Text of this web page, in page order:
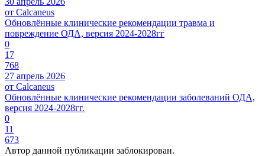
от Calcaneus
Обновлённые клинические рекомендации травма и
повреждение ОДА, версия 2024-2028гг
0
17
768
27 апрель 2026
от Calcaneus
Обновлённые клинические рекомендации заболеваний ОДА,
версия 2024-2028гг.
0
11
673
Автор данной публикации заблокирован.